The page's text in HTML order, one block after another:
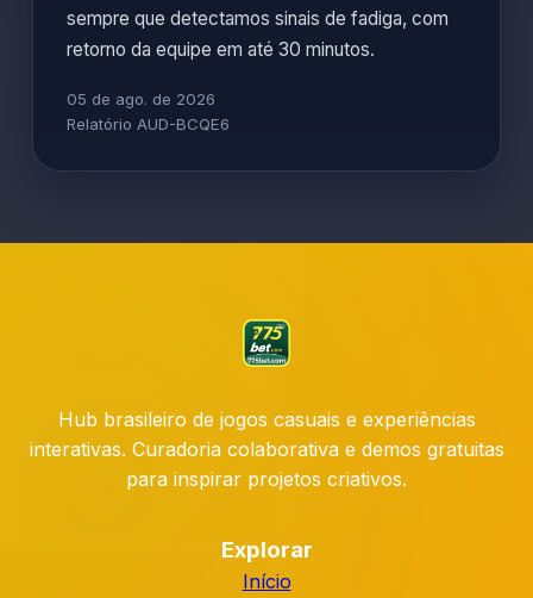
sempre que detectamos sinais de fadiga, com
retorno da equipe em até 30 minutos.
05 de ago. de 2026
Relatório AUD-BCQE6
Hub brasileiro de jogos casuais e experiências
interativas. Curadoria colaborativa e demos gratuitas
para inspirar projetos criativos.
Explorar
Início